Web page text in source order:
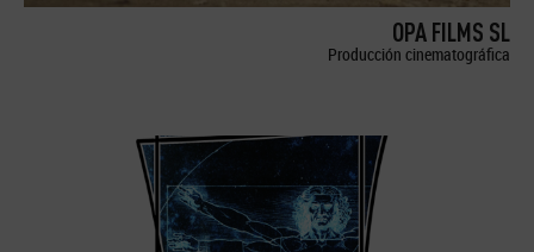
OPA FILMS SL
Producción cinematográfica